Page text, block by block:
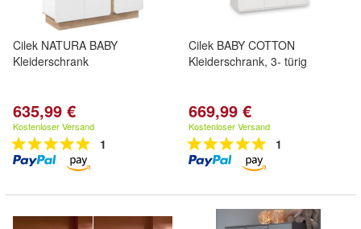
Cilek NATURA BABY
Kleiderschrank
635,99 €
Kostenloser Versand
1
Cilek BABY COTTON
Kleiderschrank, 3- türig
669,99 €
Kostenloser Versand
1